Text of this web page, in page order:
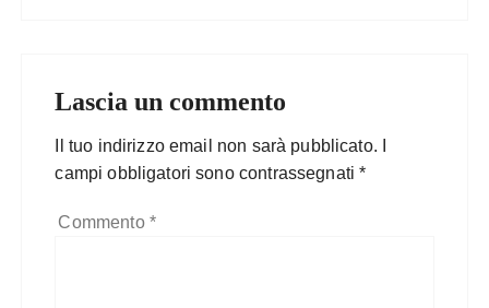
Lascia un commento
Il tuo indirizzo email non sarà pubblicato.
campi obbligatori sono contrassegnati*
Commento *